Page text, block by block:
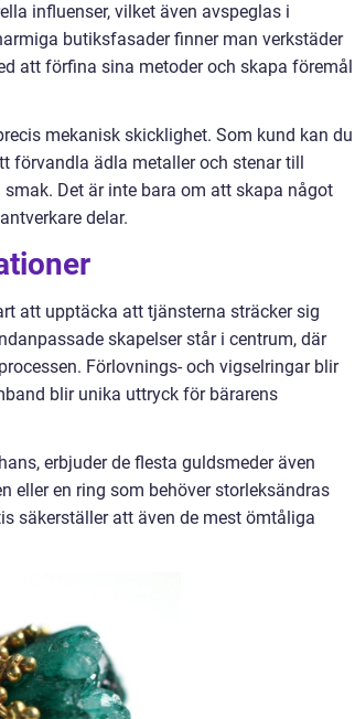
influenser, vilket även avspeglas i
butiksfasader finner man verkstäder
att förfina sina metoder och skapa föremål
mekanisk skicklighet. Som kund kan du
förvandla ädla metaller och stenar till
Det är inte bara om att skapa något
delar.
att upptäcka att tjänsterna sträcker sig
skapelser står i centrum, där
Förlovnings- och vigselringar blir
blir unika uttryck för bärarens
erbjuder de flesta guldsmeder även
eller en ring som behöver storleksändras
säkerställer att även de mest ömtåliga